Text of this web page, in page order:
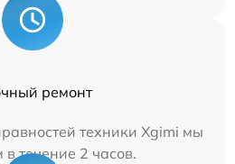
ремонт
техники Xgimi мы
в течение 2 часов.